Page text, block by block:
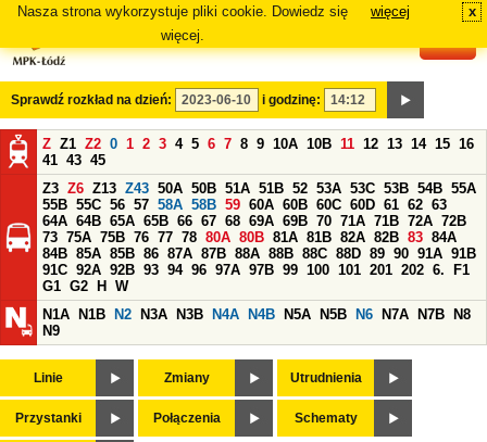
Nasza strona wykorzystuje pliki cookie. Dowiedz się
więcej.
więcej x
Sprawdź rozkład na dzień: i godzinę:
Z Z1 Z2 0 1 2 3 4 5 6 7 8 9 10A 10B 11 12 13 14 15 16
41 43 45
Z3 Z6 Z13 Z43 50A 50B 51A 51B 52 53A 53C 53B 54B 55A
55B 55C 56 57 58A 58B 59 60A 60B 60C 60D 61 62 63
64A 64B 65A 65B 66 67 68 69A 69B 70 71A 71B 72A 72B
73 75A 75B 76 77 78 80A 80B 81A 81B 82A 82B 83 84A
84B 85A 85B 86 87A 87B 88A 88B 88C 88D 89 90 91A 91B
91C 92A 92B 93 94 96 97A 97B 99 100 101 201 202 6.
F1
G1 G2 H
W
N1A
N1B N2 N3A N3B N4A N4B N5A N5B N6 N7A N7B
N8
N9
Linie Zmiany Utrudnienia
Przystanki Połączenia Schematy